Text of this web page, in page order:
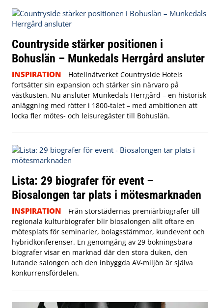
Countryside stärker positionen i
Bohuslän – Munkedals Herrgård ansluter
INSPIRATION
Hotellnätverket Countryside Hotels
fortsätter sin expansion och stärker sin närvaro på
västkusten. Nu ansluter Munkedals Herrgård – en historisk
anläggning med rötter i 1800-talet – med ambitionen att
locka fler mötes- och leisuregäster till Bohuslän.
Lista: 29 biografer för event –
Biosalongen tar plats i mötesmarknaden
INSPIRATION
Från storstädernas premiärbiografer till
regionala kulturbiografer blir biosalongen allt oftare en
mötesplats för seminarier, bolagsstämmor, kundevent och
hybridkonferenser. En genomgång av 29 bokningsbara
biografer visar en marknad där den stora duken, den
lutande salongen och den inbyggda AV-miljön är själva
konkurrensfördelen.